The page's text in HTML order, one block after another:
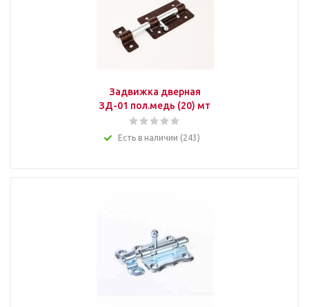
Задвижка дверная
ЗД-01 пол.медь (20) мт
Есть в наличии (243)